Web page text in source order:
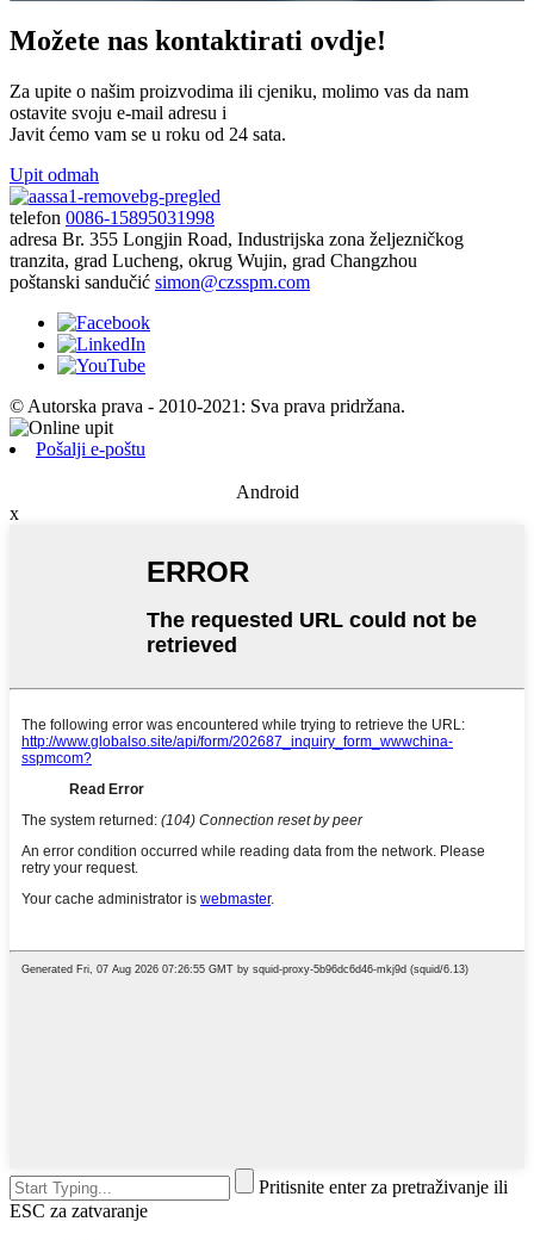
Možete nas kontaktirati ovdje!
Za upite o našim proizvodima ili cjeniku, molimo vas da nam
ostavite svoju e-mail adresu i
Javit ćemo vam se u roku od 24 sata.
Upit odmah
telefon 0086-15895031998
adresa Br. 355 Longjin Road, Industrijska zona željezničkog
tranzita, grad Lucheng, okrug Wujin, grad Changzhou
poštanski sandučić simon@czsspm.com
© Autorska prava - 2010-2021: Sva prava pridržana.
Pošalji e-poštu
Android
x
Pritisnite enter za pretraživanje ili
ESC za zatvaranje